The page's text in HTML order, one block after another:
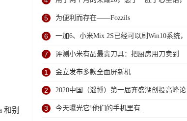
和别
今天终于一吐为快
5 为便利而存在——Fozzils
6 一加6、小米Mix 2S已经可以刷Win10系统，
网友：安卓提不动刀了？
7 评测小米有品最贵刀具：把厨房用刀卖到
999元的秘密
1 金立发布多款全面屏新机
2 2020中国（淄博）第一届齐盛湖创投高峰论
坛胜利召开
3 今天曝光它!他们的手机里有.